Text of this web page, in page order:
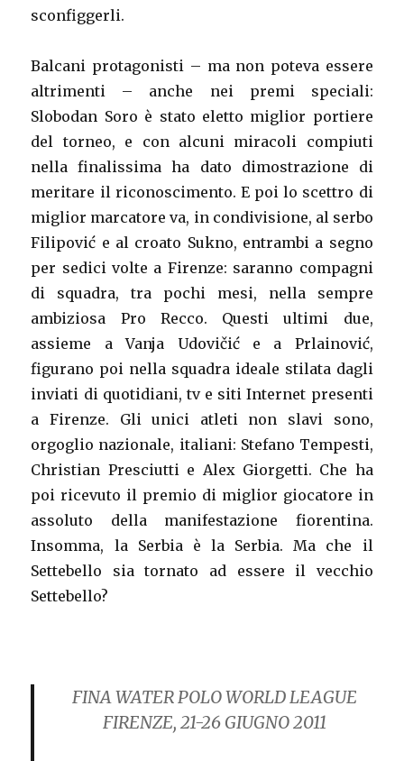
sconfiggerli.
Balcani protagonisti – ma non poteva essere
altrimenti – anche nei premi speciali:
Slobodan Soro è stato eletto miglior portiere
del torneo, e con alcuni miracoli compiuti
nella finalissima ha dato dimostrazione di
meritare il riconoscimento. E poi lo scettro di
miglior marcatore va, in condivisione, al serbo
Filipović e al croato Sukno, entrambi a segno
per sedici volte a Firenze: saranno compagni
di squadra, tra pochi mesi, nella sempre
ambiziosa Pro Recco. Questi ultimi due,
assieme a Vanja Udovičić e a Prlainović,
figurano poi nella squadra ideale stilata dagli
inviati di quotidiani, tv e siti Internet presenti
a Firenze. Gli unici atleti non slavi sono,
orgoglio nazionale, italiani: Stefano Tempesti,
Christian Presciutti e Alex Giorgetti. Che ha
poi ricevuto il premio di miglior giocatore in
assoluto della manifestazione fiorentina.
Insomma, la Serbia è la Serbia. Ma che il
Settebello sia tornato ad essere il vecchio
Settebello?
FINA WATER POLO WORLD LEAGUE
FIRENZE, 21-26 GIUGNO 2011